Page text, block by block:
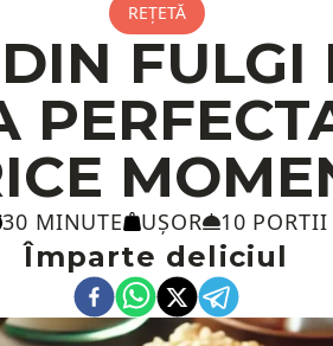
REȚETĂ
FULGI
30 MINUTE UȘOR 10 PORTII
Împarte deliciul